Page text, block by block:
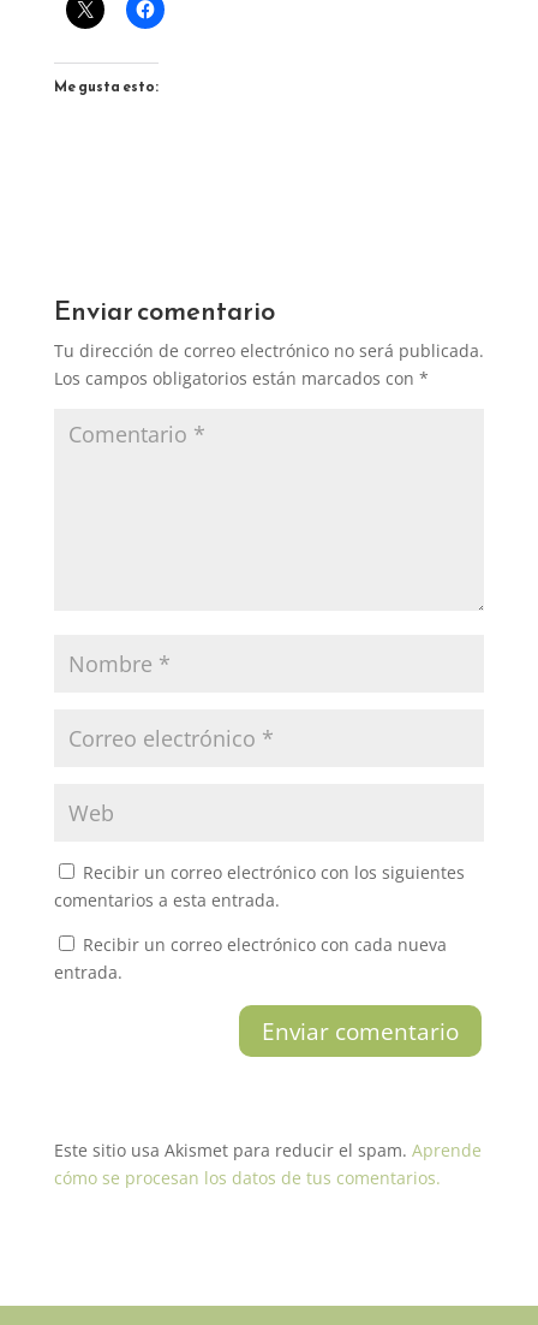
Me gusta esto:
Enviar comentario
Tu dirección de correo electrónico no será publicada.
Los campos obligatorios están marcados con *
Recibir un correo electrónico con los siguientes
comentarios a esta entrada.
Recibir un correo electrónico con cada nueva
entrada.
Este sitio usa Akismet para reducir el spam. Aprende
cómo se procesan los datos de tus comentarios.